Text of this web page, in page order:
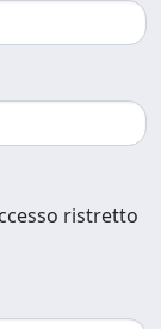
ristretto